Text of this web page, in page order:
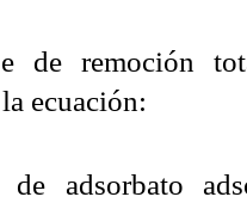
de remoción
ecuación:
de adsorbato